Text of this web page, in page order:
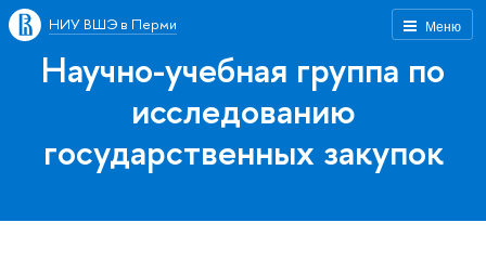
Меню
НИУ ВШЭ в Перми
Научно-учебная группа по
исследованию
государственных закупок